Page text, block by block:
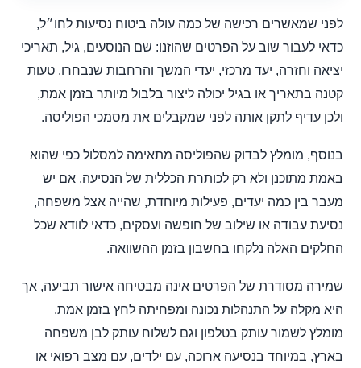
לפני שמאשרים רכישה של כמה עולה ביטוח נסיעות לחו״ל,
כדאי לעבור שוב על הפרטים שהוזנו: שם הנוסעים, גיל, תאריכי
יציאה וחזרה, יעד מרכזי, יעדי המשך והרחבות שנבחרו. טעות
קטנה בתאריך או בגיל יכולה ליצור בלבול מיותר בזמן אמת,
ולכן עדיף לתקן אותה לפני שמקבלים את מסמכי הפוליסה.
בנוסף, מומלץ לבדוק שהפוליסה מתאימה למסלול כפי שהוא
באמת מתוכנן ולא רק לכותרת הכללית של הנסיעה. אם יש
מעבר בין כמה יעדים, פעילות מיוחדת, שהייה אצל משפחה,
נסיעת עבודה או שילוב של חופשה ועסקים, כדאי לוודא שכל
החלקים האלה נלקחו בחשבון בזמן ההשוואה.
שמירה מסודרת של הפרטים אינה מבטיחה אישור תביעה, אך
היא מקלה על התנהלות נכונה ומפחיתה לחץ בזמן אמת.
מומלץ לשמור עותק בטלפון וגם לשלוח עותק לבן משפחה
בארץ, במיוחד בנסיעה ארוכה, עם ילדים, עם מצב רפואי או